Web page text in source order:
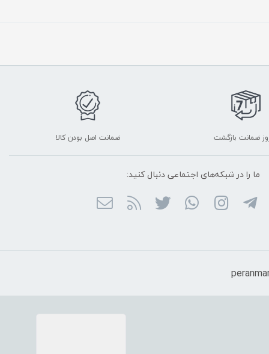
ضمانت اصل بودن کالا
ما را در شبکه‌های اجتماعی دنبال کنید: